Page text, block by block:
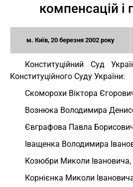
компенсацій і
м. Київ, 20 березня 2002 року
Конституційний Суд
Конституційного Суду України:
Скоморохи Віктора
Вознюка Володимира
Євграфова Павла
Іващенка Володимира
Козюбри Миколи Івановича,
Корнієнка Миколи